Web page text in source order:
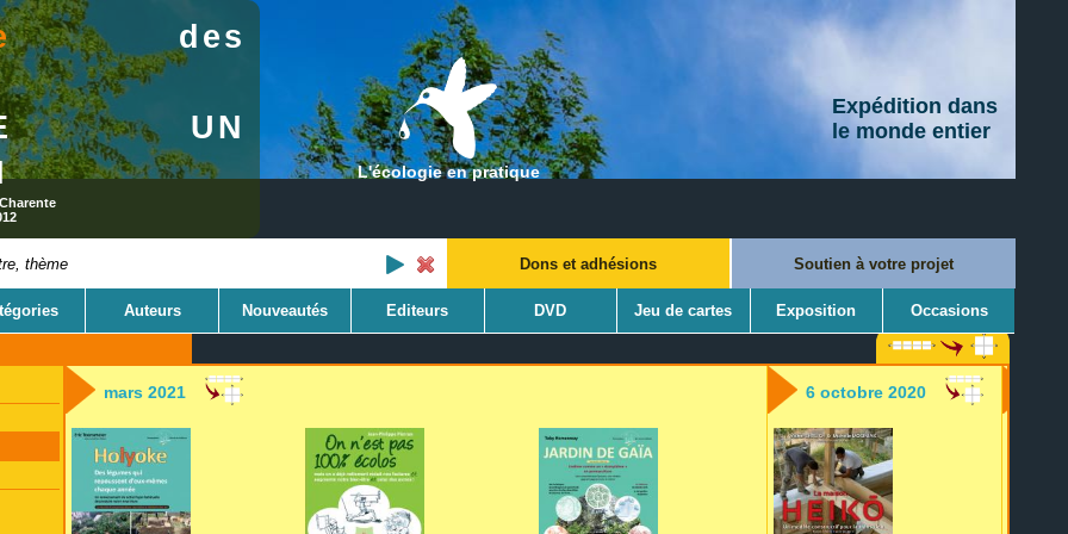
des
UN
L'écologie en pratique
Expédition dans
le monde entier
Auteurs Nouveautés Editeurs DVD Jeu de cartes Exposition Occasions
Dons et adhésions Soutien à votre projet
mars 2021 6 octobre 2020